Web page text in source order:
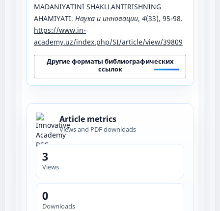
MADANIYATINI SHAKLLANTIRISHNING
AHAMIYATI. Наука и инновации, 4(33), 95-98.
https://www.in-
academy.uz/index.php/SI/article/view/39809
Другие форматы библиографических
ссылок
Article metrics
Views and PDF downloads
3
Views
0
Downloads